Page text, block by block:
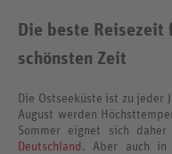
Die beste Reisezeit
schönsten Zeit
Die Ostseeküste ist zu jeder
August werden
Sommer eignet sich
Deutschland . Aber auch in